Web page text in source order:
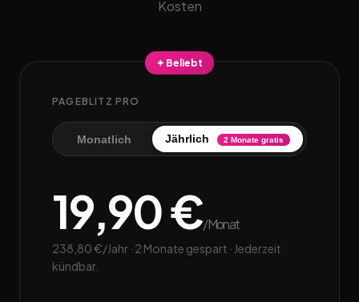
Kosten
✦ Beliebt
PAGEBLITZ PRO
Monatlich Jährlich 2 Monate gratis
19,90 €/Monat
238,80 €/Jahr · 2 Monate gespart · Jederzeit
kündbar.